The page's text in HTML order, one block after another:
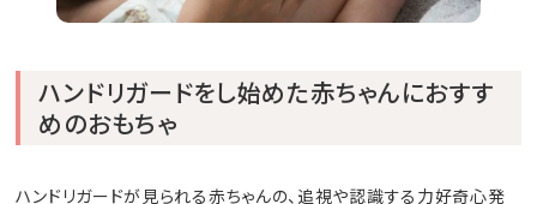
ハンドリガードをし始めた赤ちゃんにおすす
めのおもちゃ
ハンドリガードが見られる赤ちゃんの、追視や認識する力好奇心発